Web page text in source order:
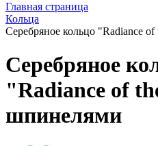
Главная страница
Кольца
Серебряное кольцо "Radiance
Серебряное
"Radiance of
шпинелями